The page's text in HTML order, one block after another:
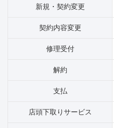
新規・契約変更
契約内容変更
修理受付
解約
支払
店頭下取りサービス